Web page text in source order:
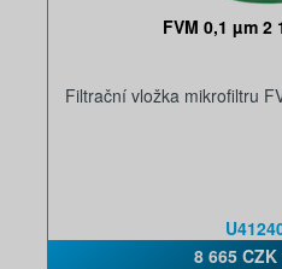
FVM 0,1 µm 2
Filtrační vložka mikrofiltru
8 665